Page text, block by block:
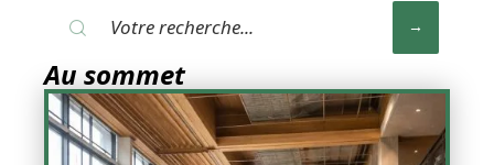
Au sommet